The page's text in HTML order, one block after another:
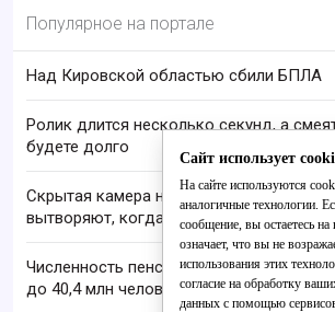
Популярное на портале
Над Кировской областью сбили БПЛА
Ролик длится несколько секунд, а
будете долго
Скрытая камера на пляже Крыма: Что
вытворяют, когда их не видят...
Численность пенсионеров в России
до 40,4 млн человек
Сайт использует
На сайте используются
аналогичные технологии.
сообщение, вы остаетесь на
означает, что вы не
использования этих
согласие на обработку
данных с помощью